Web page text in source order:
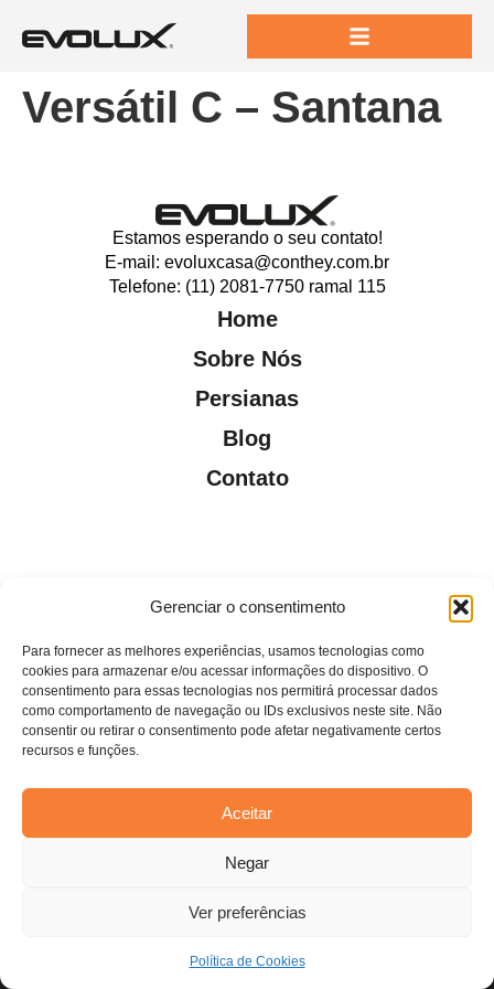
Gerenciar o consentimento
Para fornecer as melhores experiências, usamos tecnologias como
cookies para armazenar e/ou acessar informações do dispositivo. O
consentimento para essas tecnologias nos permitirá processar dados
como comportamento de navegação ou IDs exclusivos neste site. Não
consentir ou retirar o consentimento pode afetar negativamente certos
recursos e funções.
Aceitar
Negar
Ver preferências
Política de Cookies
Versátil C – Santana
Estamos esperando o seu contato!
E-mail: evoluxcasa@conthey.com.br
Telefone: (11) 2081-7750 ramal 115
Home
Sobre Nós
Persianas
Blog
Contato
Todos os direitos reservados. Anfi Lab Marketing
Estamos usando cookies para oferecer a você a melhor
configurações.